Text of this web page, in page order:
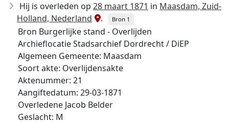
Hij is overleden op 28 maart 1871 in Maasdam, Zuid-
Holland, Nederland
. Bron 1
Bron Burgerlijke stand - Overlijden
Archieflocatie Stadsarchief Dordrecht / DiEP
Algemeen Gemeente: Maasdam
Soort akte: Overlijdensakte
Aktenummer: 21
Aangiftedatum: 29-03-1871
Overledene Jacob Belder
Geslacht: M